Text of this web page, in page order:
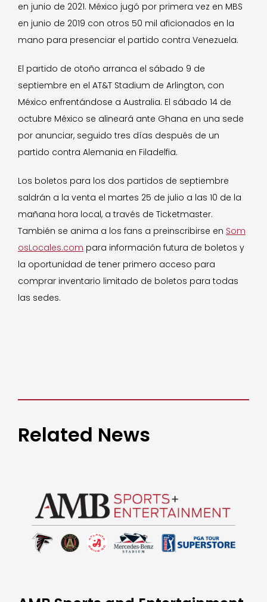
en junio de 2021. México jugó por primera vez en MBS
en junio de 2019 con otros 50 mil aficionados en la
mano para presenciar el partido contra Venezuela.
El partido de otoño arranca el sábado 9 de
septiembre en el AT&T Stadium de Arlington, con
México enfrentándose a Australia. El sábado 14 de
octubre México se alineará ante Ghana en una sede
por anunciar, seguido tres días después de un
partido contra Alemania en Filadelfia.
Los boletos para los dos partidos de septiembre
saldrán a la venta el martes 25 de julio a las 10 de la
mañana hora local, a través de Ticketmaster.
También se anima a los fans a preinscribirse en Som
osLocales.com para información futura de boletos y
la oportunidad de tener primero acceso para
comprar inventario limitado de boletos para todas
las sedes.
Related News